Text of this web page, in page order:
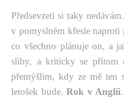
Předsevzetí si taky
v pomyslném křesle naproti
co všechno plánuje on, a
sliby, a kriticky se přitom
přemýšlím, kdy ze mě ten
letošek bude.Rok v Anglii